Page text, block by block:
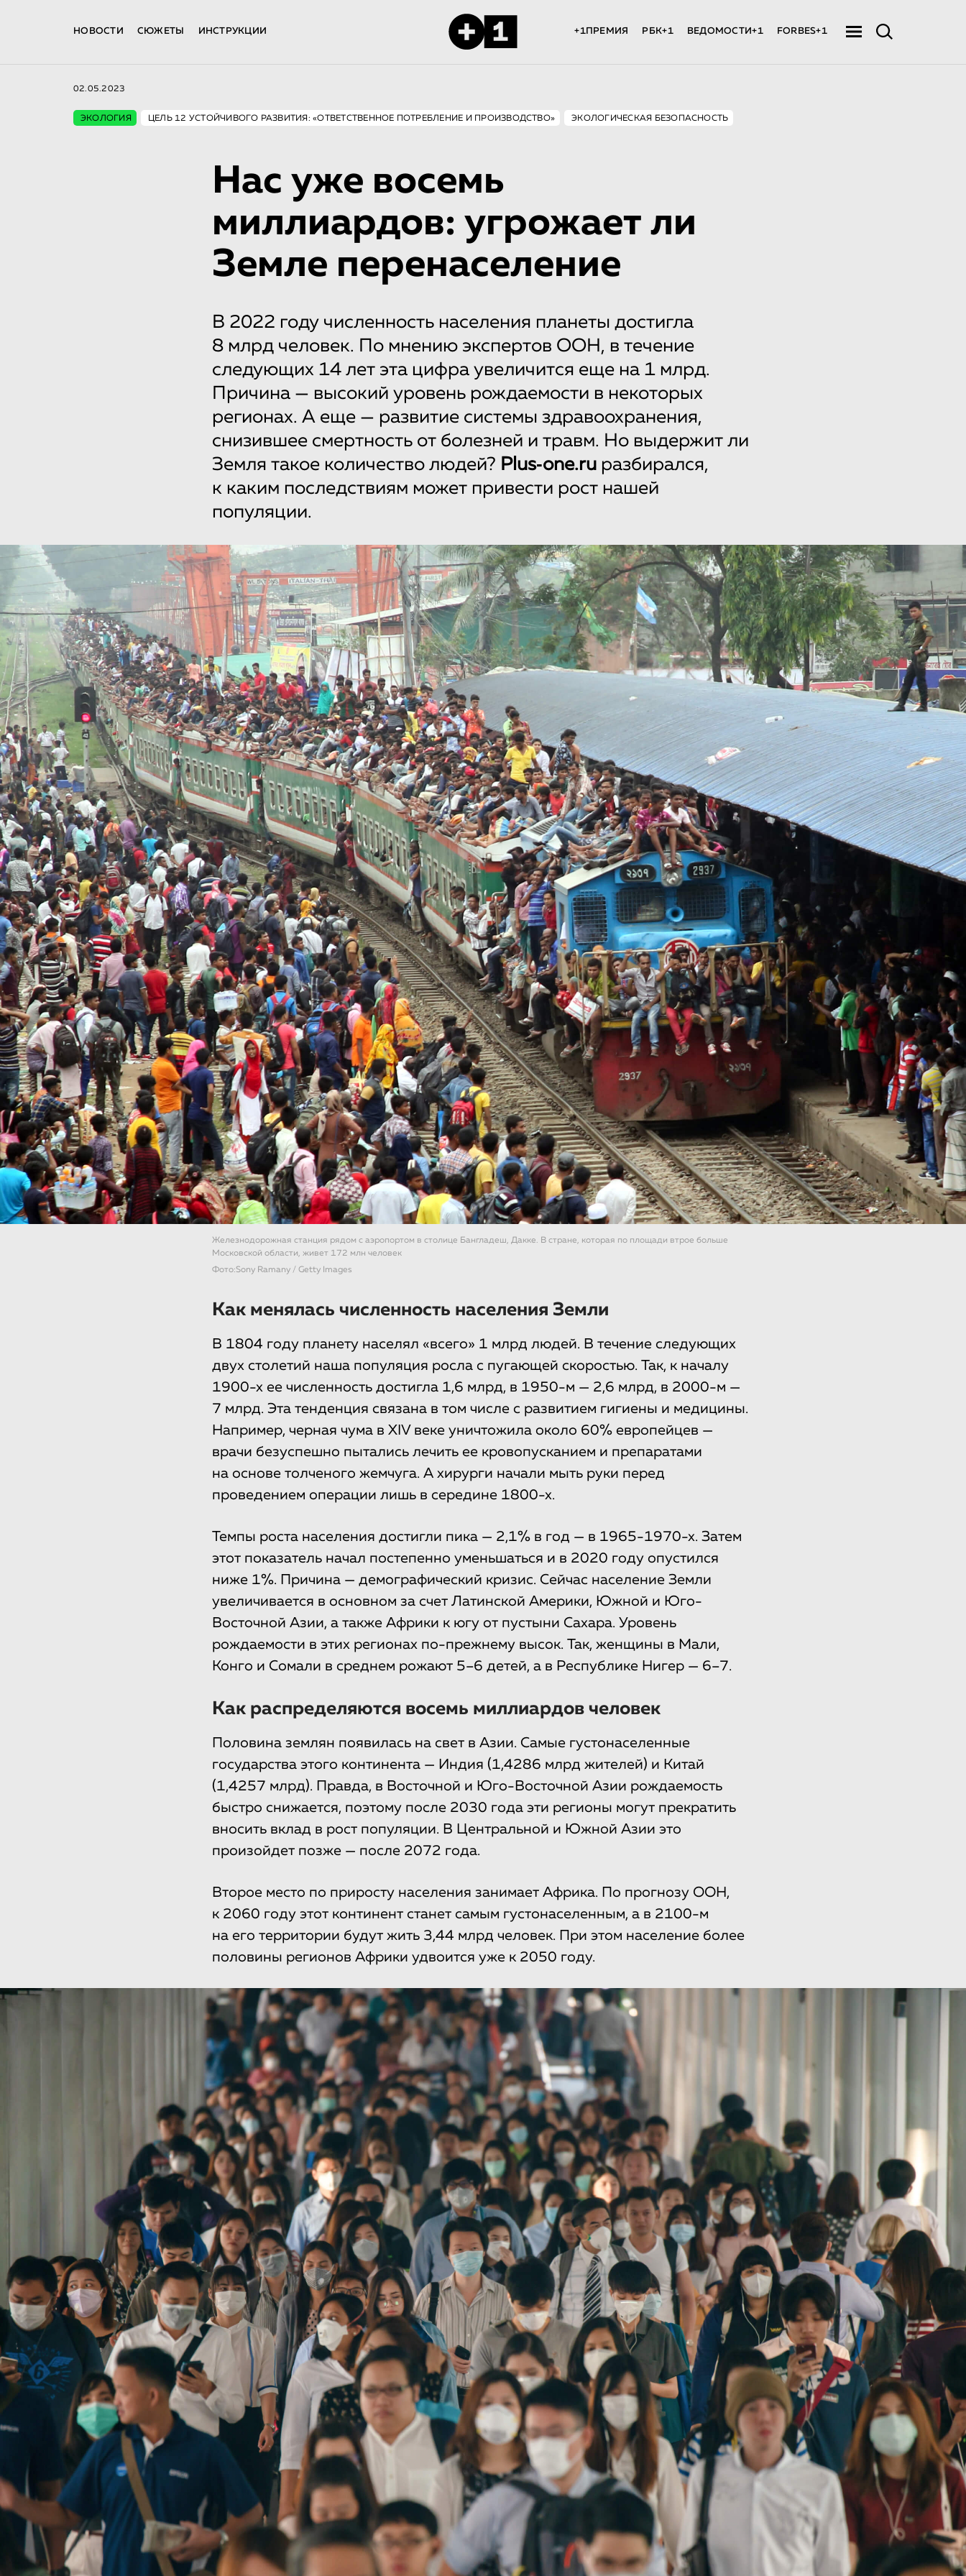
НОВОСТИ СЮЖЕТЫ ИНСТРУКЦИИ +1ПРЕМИЯ РБК+1 ВЕДОМОСТИ+1 FORBES+1
02.05.2023
ЭКОЛОГИЯ ЦЕЛЬ 12 УСТОЙЧИВОГО РАЗВИТИЯ: «ОТВЕТСТВЕННОЕ ПОТРЕБЛЕНИЕ И ПРОИЗВОДСТВО» ЭКОЛОГИЧЕСКАЯ БЕЗОПАСНОСТЬ
Нас уже восемь
миллиардов: угрожает ли
Земле перенаселение
В 2022 году численность населения планеты достигла
8 млрд человек. По мнению экспертов ООН, в течение
следующих 14 лет эта цифра увеличится еще на 1 млрд.
Причина — высокий уровень рождаемости в некоторых
регионах. А еще — развитие системы здравоохранения,
снизившее смертность от болезней и травм. Но выдержит ли
Земля такое количество людей? Plus‑one.ruразбирался,
к каким последствиям может привести рост нашей
популяции.
Железнодорожная станция рядом с аэропортом в столице Бангладеш, Дакке. В стране, которая по площади втрое больше
Московской области, живет 172 млн человек
Фото:Sony Ramany / Getty Images
Как менялась численность населения Земли
В 1804 году планету населял «всего» 1 млрд людей. В течение следующих
двух столетий наша популяция росла с пугающей скоростью. Так, к началу
1900-х ее численность достигла 1,6 млрд, в 1950-м — 2,6 млрд, в 2000-м —
7 млрд. Эта тенденция связана в том числе с развитием гигиены и медицины.
Например, черная чума в XIV веке уничтожила около 60% европейцев —
врачи безуспешно пытались лечить ее кровопусканием и препаратами
на основе толченого жемчуга. А хирурги начали мыть руки перед
проведением операции лишь в середине 1800-х.
Темпы роста населения достигли пика — 2,1% в год — в 1965-1970-х. Затем
этот показатель начал постепенно уменьшаться и в 2020 году опустился
ниже 1%. Причина — демографический кризис. Сейчас население Земли
увеличивается в основном за счет Латинской Америки, Южной и Юго-
Восточной Азии, а также Африки к югу от пустыни Сахара. Уровень
рождаемости в этих регионах по-прежнему высок. Так, женщины в Мали,
Конго и Сомали в среднем рожают 5–6 детей, а в Республике Нигер — 6–7.
Как распределяются восемь миллиардов человек
Половина землян появилась на свет в Азии. Самые густонаселенные
государства этого континента — Индия (1,4286 млрд жителей) и Китай
(1,4257 млрд). Правда, в Восточной и Юго-Восточной Азии рождаемость
быстро снижается, поэтому после 2030 года эти регионы могут прекратить
вносить вклад в рост популяции. В Центральной и Южной Азии это
произойдет позже — после 2072 года.
Второе место по приросту населения занимает Африка. По прогнозу ООН,
к 2060 году этот континент станет самым густонаселенным, а в 2100-м
на его территории будут жить 3,44 млрд человек. При этом население более
половины регионов Африки удвоится уже к 2050 году.